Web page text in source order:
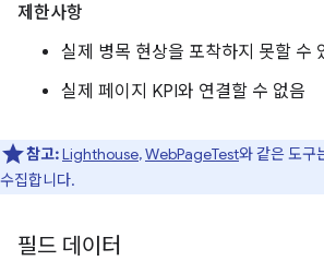
제한사항
실제 병목 현상을 포착하지 못할 수
실제 페이지 KPI와 연결할 수 없음
참고:Lighthouse,WebPageTest와 같은 도구
수집합니다.
필드 데이터